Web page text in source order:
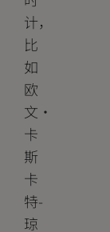
计，
比
如
欧
文・
卡
斯
卡
特-
琼